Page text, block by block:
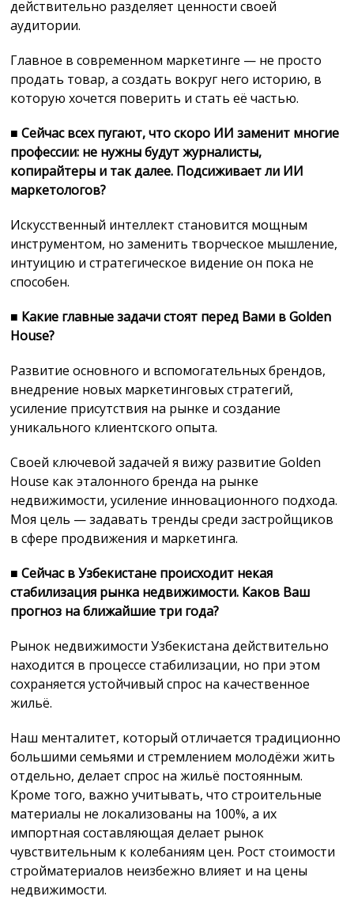
действительно разделяет ценности своей
аудитории.
Главное в современном маркетинге — не просто
продать товар, а создать вокруг него историю, в
которую хочется поверить и стать её частью.
■ Сейчас всех пугают, что скоро ИИ заменит многие
профессии: не нужны будут журналисты,
копирайтеры и так далее. Подсиживает ли ИИ
маркетологов?
Искусственный интеллект становится мощным
инструментом, но заменить творческое мышление,
интуицию и стратегическое видение он пока не
способен.
■ Какие главные задачи стоят перед Вами в Golden
House?
Развитие основного и вспомогательных брендов,
внедрение новых маркетинговых стратегий,
усиление присутствия на рынке и создание
уникального клиентского опыта.
Своей ключевой задачей я вижу развитие Golden
House как эталонного бренда на рынке
недвижимости, усиление инновационного подхода.
Моя цель — задавать тренды среди застройщиков
в сфере продвижения и маркетинга.
■ Сейчас в Узбекистане происходит некая
стабилизация рынка недвижимости. Каков Ваш
прогноз на ближайшие три года?
Рынок недвижимости Узбекистана действительно
находится в процессе стабилизации, но при этом
сохраняется устойчивый спрос на качественное
жильё.
Наш менталитет, который отличается традиционно
большими семьями и стремлением молодёжи жить
отдельно, делает спрос на жильё постоянным.
Кроме того, важно учитывать, что строительные
материалы не локализованы на 100%, а их
импортная составляющая делает рынок
чувствительным к колебаниям цен. Рост стоимости
стройматериалов неизбежно влияет и на цены
недвижимости.